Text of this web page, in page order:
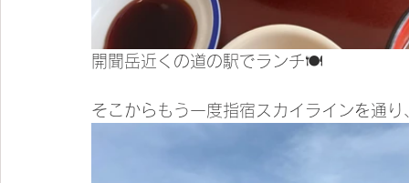
開聞岳近くの道の駅でランチ🍽
そこからもう一度指宿スカイラインを通